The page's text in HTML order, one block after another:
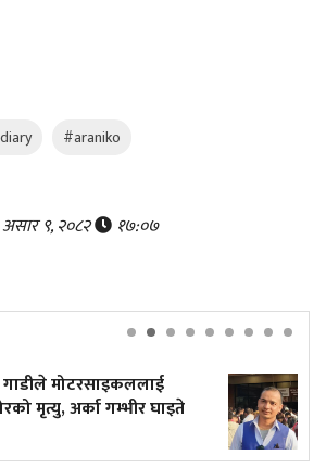
#araniko
असार ९, २०८२ १७:०७
डुबेको व्यवसाय, ब्युँताए कोरियाको